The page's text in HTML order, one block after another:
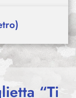
“Ti